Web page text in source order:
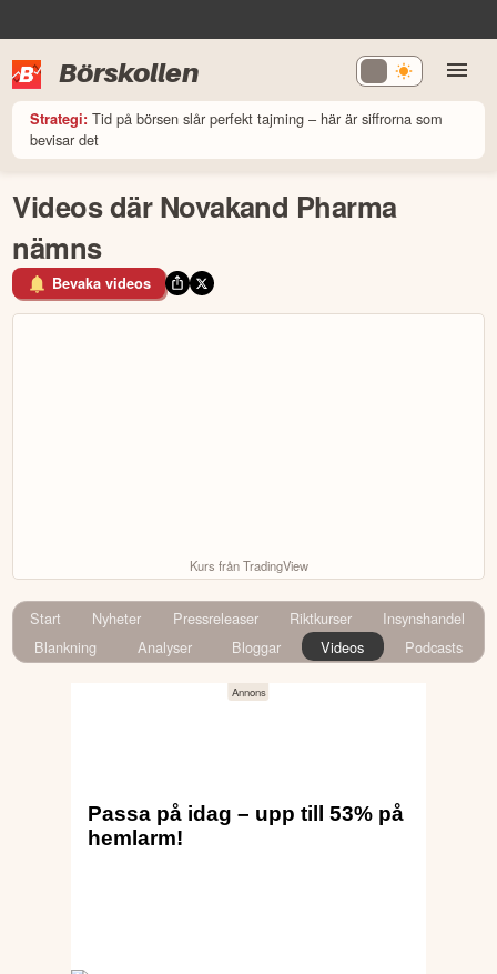
Börskollen
Strategi: Tid på börsen slår perfekt tajming – här är siffrorna som
bevisar det
Videos där Novakand Pharma
nämns
Bevaka videos
Kurs från TradingView
Start Nyheter Pressreleaser Riktkurser
Insynshandel
Blankning
Analyser Bloggar Videos Podcasts